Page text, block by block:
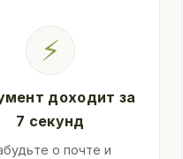
⚡
доходит за
7 секунд
о почте и